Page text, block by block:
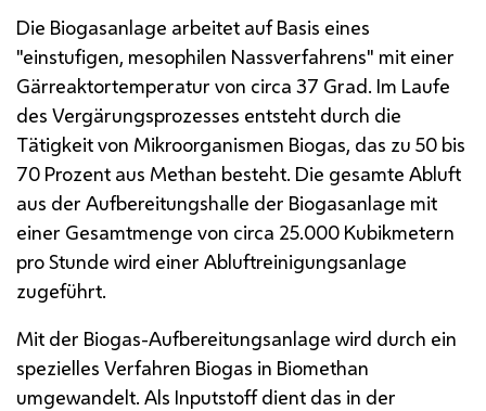
Die Biogasanlage arbeitet auf Basis eines
"einstufigen, mesophilen Nassverfahrens" mit einer
Gärreaktortemperatur von circa 37 Grad. Im Laufe
des Vergärungsprozesses entsteht durch die
Tätigkeit von Mikroorganismen Biogas, das zu 50 bis
70 Prozent aus Methan besteht. Die gesamte Abluft
aus der Aufbereitungshalle der Biogasanlage mit
einer Gesamtmenge von circa 25.000 Kubikmetern
pro Stunde wird einer Abluftreinigungsanlage
zugeführt.
Mit der Biogas-Aufbereitungsanlage wird durch ein
spezielles Verfahren Biogas in Biomethan
umgewandelt. Als Inputstoff dient das in der